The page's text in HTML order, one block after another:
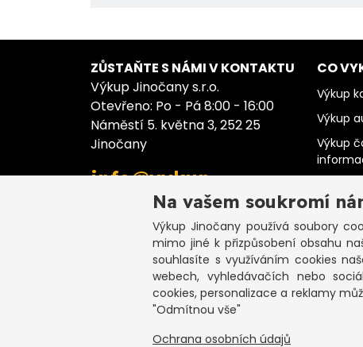
ZŮSTAŇTE S NÁMI V KONTAKTU
Výkup Jinočany s.r.o.
Otevřeno: Po - Pá 8:00 - 16:00
Náměstí 5. května 3, 252 25
Jinočany
info@vykup-
jinocany.cz
+420 773 983 000
CO
Výkup
Výkup
Výkup
Výkup
Výkup
Výkup
Na vašem soukromí
Výkup Jinočany používá soubory
mimo jiné k přizpůsobení obsahu
souhlasíte s využíváním cookies
webech, vyhledávačích nebo
cookies, personalizace a reklamy
"Odmítnou vše"
Ochrana osobních údajů